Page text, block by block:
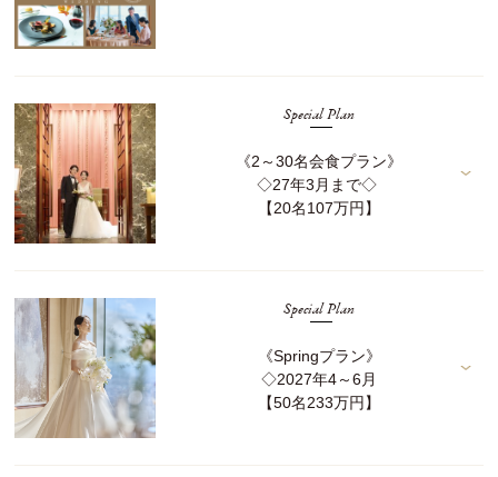
Special Plan
《2～30名会食プラン》
◇27年3月まで◇
【20名107万円】
Special Plan
《Springプラン》
◇2027年4～6月
【50名233万円】